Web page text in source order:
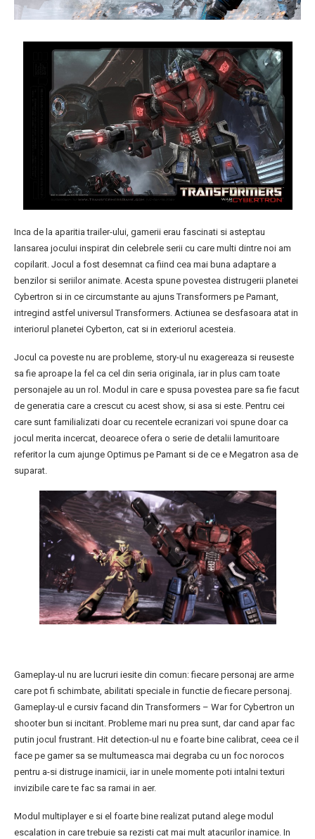
Inca de la aparitia trailer-ului, gamerii erau fascinati si asteptau
lansarea jocului inspirat din celebrele serii cu care multi dintre noi am
copilarit. Jocul a fost desemnat ca fiind cea mai buna adaptare a
benzilor si seriilor animate. Acesta spune povestea distrugerii planetei
Cybertron si in ce circumstante au ajuns Transformers pe Pamant,
intregind astfel universul Transformers. Actiunea se desfasoara atat in
interiorul planetei Cyberton, cat si in exteriorul acesteia.
Jocul ca poveste nu are probleme, story-ul nu exagereaza si reuseste
sa fie aproape la fel ca cel din seria originala, iar in plus cam toate
personajele au un rol. Modul in care e spusa povestea pare sa fie facut
de generatia care a crescut cu acest show, si asa si este. Pentru cei
care sunt familializati doar cu recentele ecranizari voi spune doar ca
jocul merita incercat, deoarece ofera o serie de detalii lamuritoare
referitor la cum ajunge Optimus pe Pamant si de ce e Megatron asa de
suparat.
Gameplay-ul nu are lucruri iesite din comun: fiecare personaj are arme
care pot fi schimbate, abilitati speciale in functie de fiecare personaj.
Gameplay-ul e cursiv facand din Transformers – War for Cybertron un
shooter bun si incitant. Probleme mari nu prea sunt, dar cand apar fac
putin jocul frustrant. Hit detection-ul nu e foarte bine calibrat, ceea ce il
face pe gamer sa se multumeasca mai degraba cu un foc norocos
pentru a-si distruge inamicii, iar in unele momente poti intalni texturi
invizibile care te fac sa ramai in aer.
Modul multiplayer e si el foarte bine realizat putand alege modul
escalation in care trebuie sa rezisti cat mai mult atacurilor inamice. In